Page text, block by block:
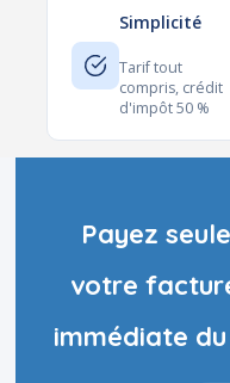
Simplicité
Tarif tout
compris, crédit
d'impôt 50 %
Payez
votre
immédiate